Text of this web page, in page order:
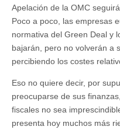
Apelación de la OMC
Poco a poco, las empresas
normativa del Green Deal y
bajarán, pero no volverán a
percibiendo los costes
Eso no quiere decir, por
preocuparse de sus
fiscales no sea
presenta hoy muchos más